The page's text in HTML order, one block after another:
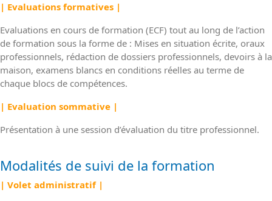
| Evaluations formatives |
Evaluations en cours de formation (ECF) tout au long de l’action
de formation sous la forme de : Mises en situation écrite, oraux
professionnels, rédaction de dossiers professionnels, devoirs à la
maison, examens blancs en conditions réelles au terme de
chaque blocs de compétences.
| Evaluation sommative |
Présentation à une session d’évaluation du titre professionnel.
Modalités de suivi de la formation
| Volet administratif |